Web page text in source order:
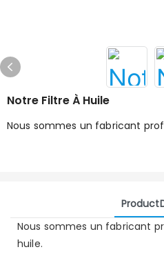
Notre Filtre À Huile
Nous sommes un fabricant
Nous sommes un fabricant
huile.